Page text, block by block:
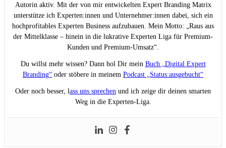
Autorin aktiv. Mit der von mir entwickelten Expert Branding Matrix
unterstütze ich Experten:innen und Unternehmer:innen dabei, sich ein
hochprofitables Experten Business aufzubauen. Mein Motto: „Raus aus
der Mittelklasse – hinein in die lukrative Experten Liga für Premium-
Kunden und Premium-Umsatz“.
Du willst mehr wissen? Dann hol Dir mein Buch „Digital Expert
Branding“ oder stöbere in meinem Podcast „Status:ausgebucht“
Oder noch besser, lass uns sprechen und ich zeige dir deinen smarten
Weg in die Experten-Liga.